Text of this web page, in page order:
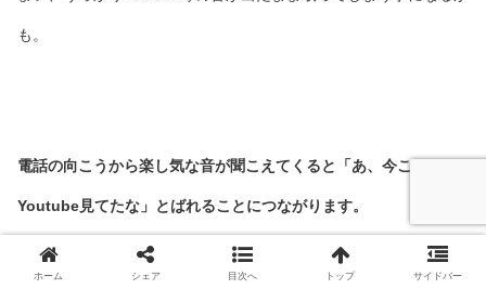
も。
電話の向こうから楽し気な音が聞こえてくると「あ、今こいつは
Youtube見てたな」とばれることにつながります。
ホーム シェア 目次へ トップ サイドバー